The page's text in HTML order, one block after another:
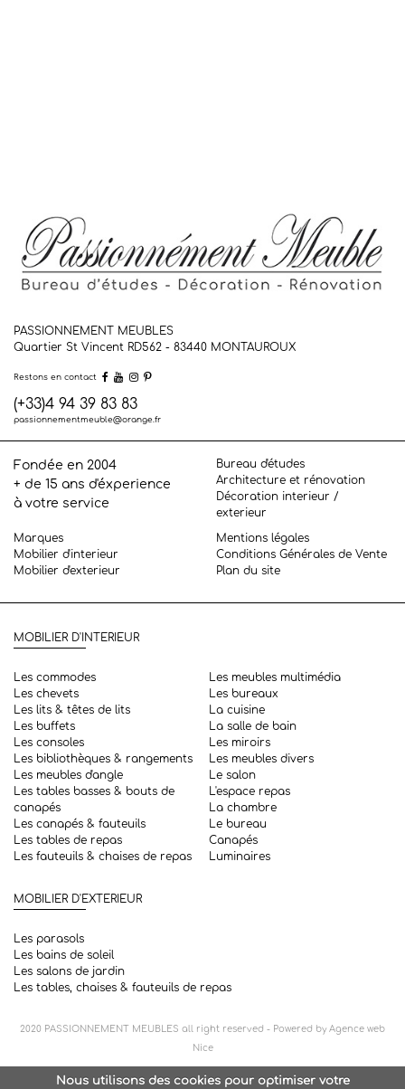
PASSIONNEMENT MEUBLES
Quartier St Vincent RD562 - 83440 MONTAUROUX
Restons en contact
(+33)4 94 39 83 83
passionnementmeuble@orange.fr
Fondée en 2004
+ de 15 ans d'éxperience
à votre service
Bureau d'études
Architecture et rénovation
Décoration interieur /
exterieur
Marques
Mobilier d'interieur
Mobilier d'exterieur
Mentions légales
Conditions Générales de Vente
Plan du site
MOBILIER D'INTERIEUR
Les commodes
Les chevets
Les lits & têtes de lits
Les buffets
Les consoles
Les bibliothèques & rangements
Les meubles d'angle
Les tables basses & bouts de
canapés
Les canapés & fauteuils
Les tables de repas
Les fauteuils & chaises de repas
Les meubles multimédia
Les bureaux
La cuisine
La salle de bain
Les miroirs
Les meubles divers
Le salon
L'espace repas
La chambre
Le bureau
Canapés
Luminaires
MOBILIER D'EXTERIEUR
Les parasols
Les bains de soleil
Les salons de jardin
Les tables, chaises & fauteuils de repas
2020 PASSIONNEMENT MEUBLES all right reserved - Powered byAgence web
Nice
Nous utilisons des cookies pour optimiser votre